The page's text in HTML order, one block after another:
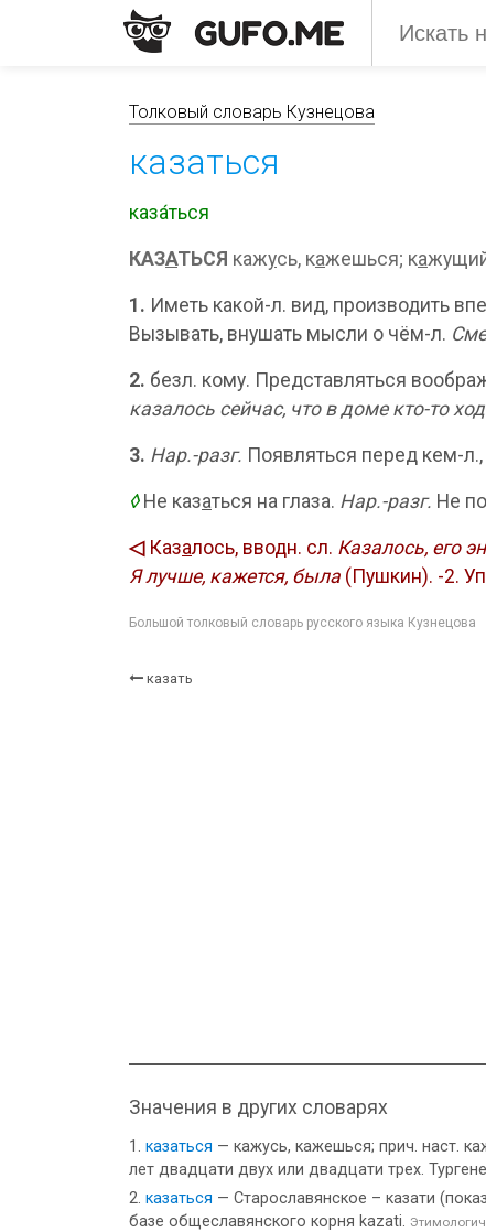
Толковый словарь Кузнецова
казаться
каза́ться
КАЗАТЬСЯ кажусь, кажешься; ка
1. Иметь какой-л. вид, производить
Вызывать, внушать мысли о чём-л.
2. безл. кому. Представляться
казалось сейчас, что в доме кто-то
3. Нар.-разг. Появляться перед кем-
◊Не казаться на глаза. Нар.-разг. Не
◁Казалось, вводн. сл. Казалось, его
Я лучше, кажется, была (Пушкин). -2.
Большой толковый словарь русского языка Кузнецова
казать
Значения в других словарях
казаться — кажусь, кажешься; прич. наст.
лет двадцати двух или двадцати трех.
казаться — Старославянское – казати
базе общеславянского корня kazati.